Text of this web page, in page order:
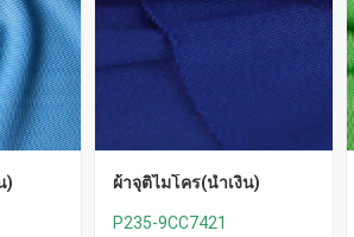
) ผ้าจุติไมโคร(น้ำเงิน)
P235-9CC7421